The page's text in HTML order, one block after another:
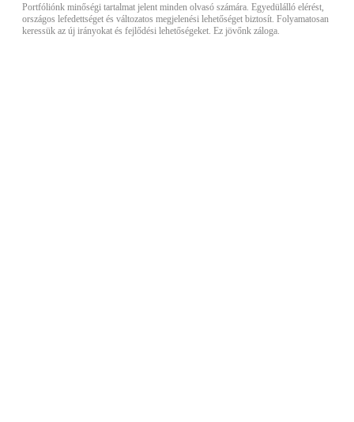
Portfóliónk minőségi tartalmat jelent minden olvasó számára. Egyedülálló elérést,
országos lefedettséget és változatos megjelenési lehetőséget biztosít. Folyamatosan
keressük az új irányokat és fejlődési lehetőségeket. Ez jövőnk záloga.